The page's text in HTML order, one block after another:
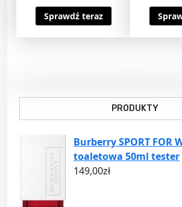
Sprawdź teraz
PRODUKTY
Burberry SPORT FOR
toaletowa 50ml tester
149,00zł